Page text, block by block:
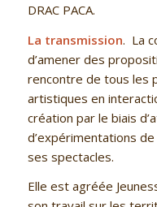
DRAC PACA.
La transmission. La
d’amener des
rencontre de tous les
artistiques en
création par le biais
d’expérimentations
ses spectacles.
Elle est agréée